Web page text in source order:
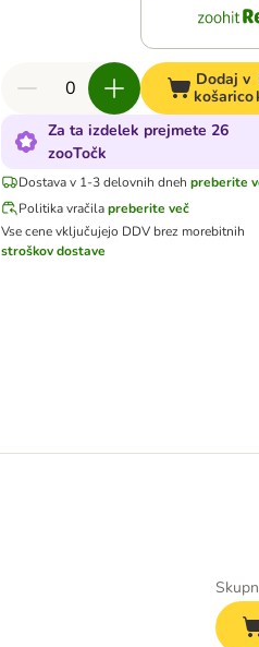
Dodaj v
košarico
Za ta izdelek prejmete 26
zooTočk
Dostava v 1-3 delovnih dneh preberite
Politika vračila preberite več
Vse cene vključujejo DDVbrez morebitnih
stroškov dostave